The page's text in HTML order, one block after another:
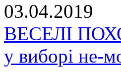
03.04.2019
ВЕСЕЛІ
у виборі не-